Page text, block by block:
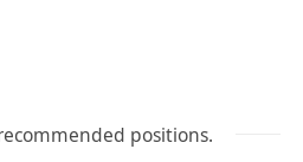
、Facebook、
positions.